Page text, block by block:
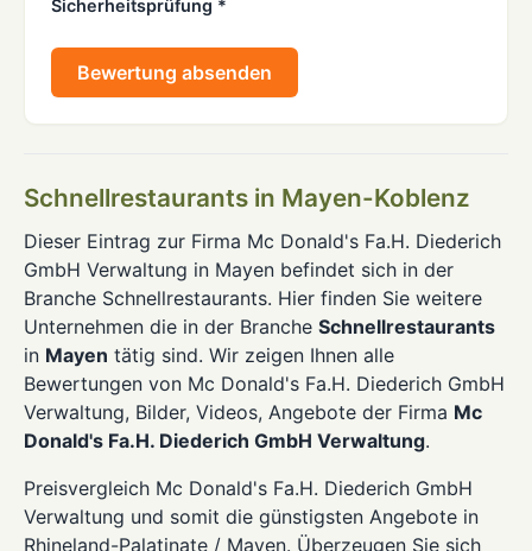
Sicherheitsprüfung *
Bewertung absenden
Schnellrestaurants in Mayen-Koblenz
Dieser Eintrag zur Firma Mc Donald's Fa.H. Diederich
GmbH Verwaltung in Mayen befindet sich in der
Branche Schnellrestaurants. Hier finden Sie weitere
Unternehmen die in der Branche Schnellrestaurants
in Mayen tätig sind. Wir zeigen Ihnen alle
Bewertungen von Mc Donald's Fa.H. Diederich GmbH
Verwaltung, Bilder, Videos, Angebote der Firma Mc
Donald's Fa.H. Diederich GmbH Verwaltung.
Preisvergleich Mc Donald's Fa.H. Diederich GmbH
Verwaltung und somit die günstigsten Angebote in
Rhineland-Palatinate / Mayen. Überzeugen Sie sich